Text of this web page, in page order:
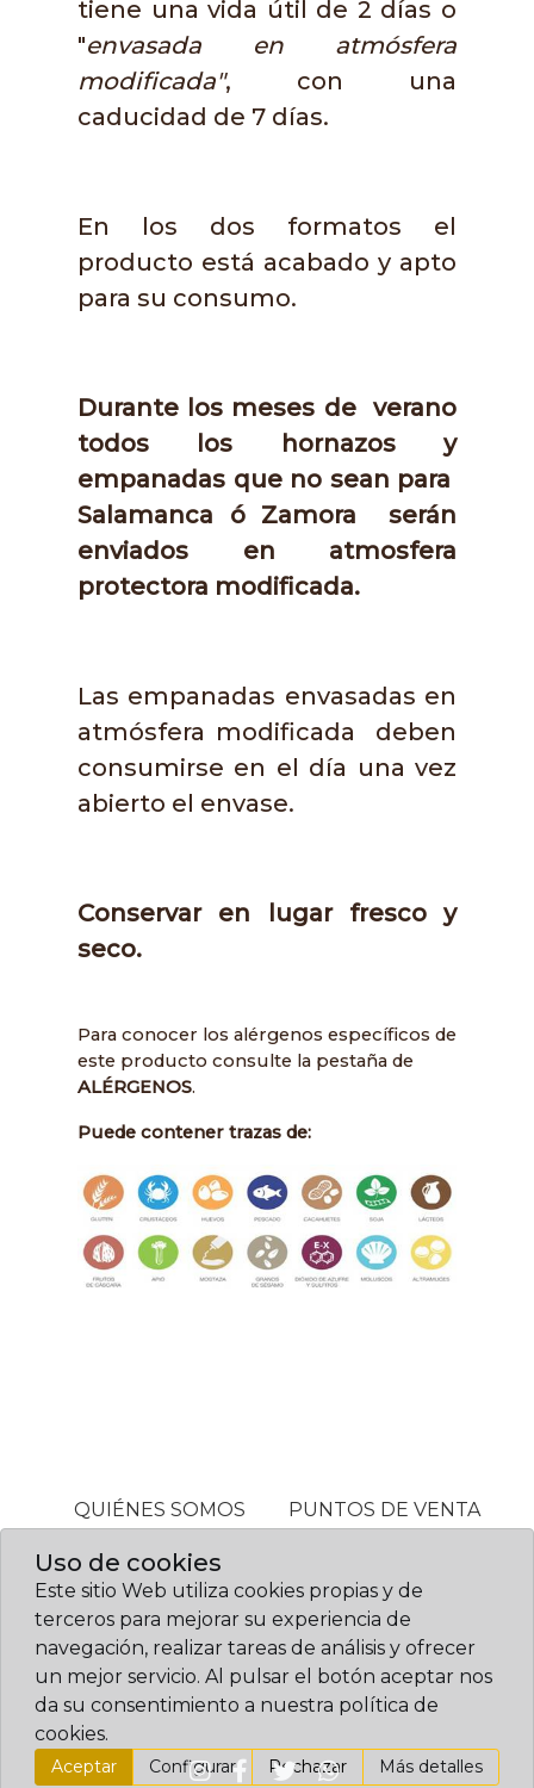
tiene una vida útil de 2 días o
"envasada en atmósfera
modificada", con una
caducidad de 7 días.
En los dos formatos el
producto está acabado y apto
para su consumo.
Durante los meses de verano
todos los hornazos y
empanadas que no sean para
Salamanca ó Zamora serán
enviados en atmosfera
protectora modificada.
Las empanadas envasadas en
atmósfera modificada deben
consumirse en el día una vez
abierto el envase.
Conservar en lugar fresco y
seco.
Para conocer los alérgenos específicos de
este producto consulte la pestaña de
ALÉRGENOS.
Puede contener trazas de:
QUIÉNES SOMOS PUNTOS DE VENTA
ALÉRGENOS
© Confitería Gil 2026. Diseño web:
www.sietemandarinas.com
Política de cookies
Aviso legal Política de privacidad
Condiciones generales de compra
Uso de cookies
Este sitio Web utiliza cookies propias y de
terceros para mejorar su experiencia de
navegación, realizar tareas de análisis y ofrecer
un mejor servicio. Al pulsar el botón aceptar nos
da su consentimiento a nuestra política de
cookies.
Aceptar Configurar Rechazar Más detalles